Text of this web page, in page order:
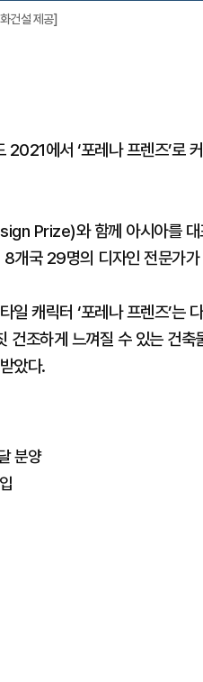
건설 제공]
에서 ‘포레나 프렌즈’로
Prize)와 함께 아시아를 대
국 29명의 디자인 전문가가
캐릭터 ‘포레나 프렌즈’는
건조하게 느껴질 수 있는 건축
았다.
분양